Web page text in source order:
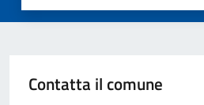
Contatta il comune